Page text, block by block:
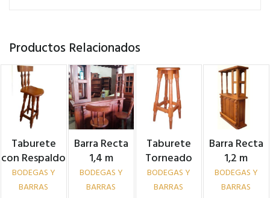
Productos Relacionados
Taburete
con Respaldo
BODEGAS Y
BARRAS
Barra Recta
1,4 m
BODEGAS Y
BARRAS
Taburete
Torneado
BODEGAS Y
BARRAS
Barra Recta
1,2 m
BODEGAS Y
BARRAS